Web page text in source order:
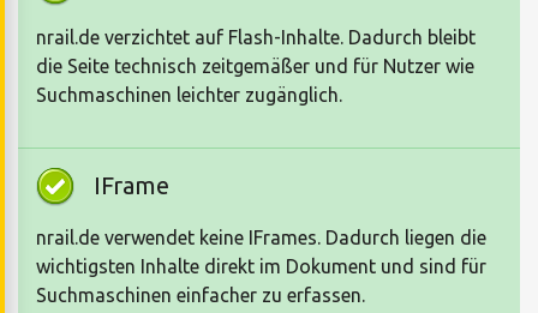
nrail.de verzichtet auf Flash-Inhalte. Dadurch bleibt
die Seite technisch zeitgemäßer und für Nutzer wie
Suchmaschinen leichter zugänglich.
IFrame
nrail.de verwendet keine IFrames. Dadurch liegen die
wichtigsten Inhalte direkt im Dokument und sind für
Suchmaschinen einfacher zu erfassen.